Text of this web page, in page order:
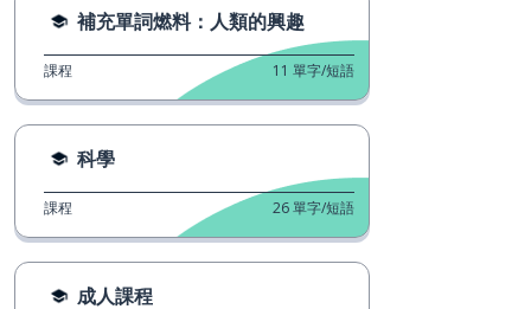
補充單詞燃料：人類的興趣
課程 11 單字/短語
科學
課程 26單字/短語
成人課程